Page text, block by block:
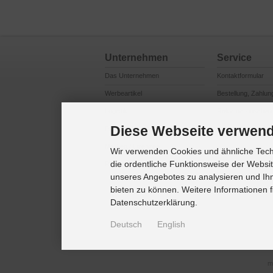
Unternehmen
Das Unternehmen
Werbeartikel
Produktsicherheit
Referenzkunden
Service
Kontaktformular
Bestellung,
Cookie
Diese Webseite
Wir verwenden Cookies und ähnliche
die ordentliche Funktionsweise der
unseres Angebotes zu analysieren und
bieten zu können. Weitere Informationen
Datenschutzerklärung.
Deutsch English